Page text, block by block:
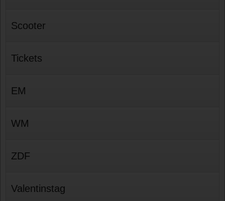
Scooter
Tickets
EM
WM
ZDF
Valentinstag